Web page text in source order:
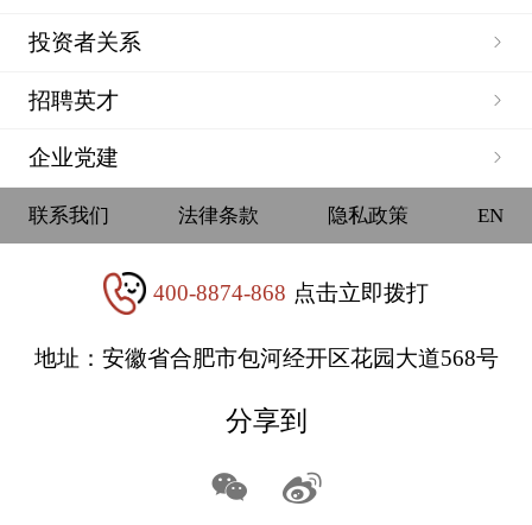
投资者关系
招聘英才
企业党建
联系我们 法律条款 隐私政策 EN
400-8874-868 点击立即拨打
地址：安徽省合肥市包河经开区花园大道568号
分享到